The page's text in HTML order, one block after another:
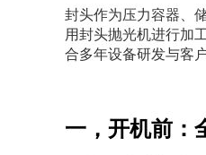
封头作为压力容器、
用封头抛光机进行加
合多年设备研发与客
一，开机前：